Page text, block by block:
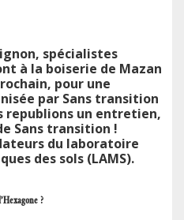
spécialistes
à la boiserie de Mazan
pour une
par Sans transition
republions un entretien,
Sans transition !
du laboratoire
des sols (LAMS).
?